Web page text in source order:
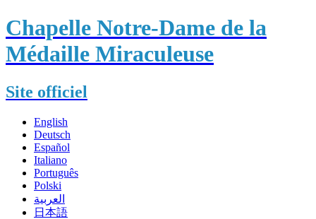
Chapelle Notre-Dame de la
Médaille Miraculeuse
Site officiel
English
Deutsch
Español
Italiano
Português
Polski
العربية
日本語